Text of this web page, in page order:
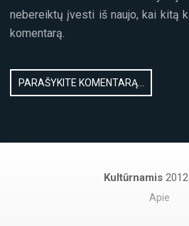
nebereiktų įvesti iš naujo, kai kitą
komentarą.
Kultūrnamis
Apie